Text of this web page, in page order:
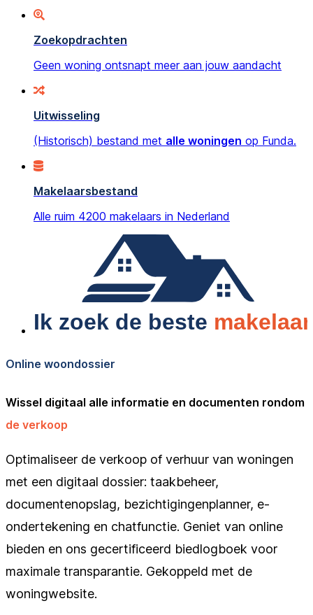
Zoekopdrachten
Geen woning ontsnapt meer aan jouw aandacht
Uitwisseling
(Historisch) bestand met alle woningen op Funda.
Makelaarsbestand
Alle ruim 4200 makelaars in Nederland
Online woondossier
Wissel digitaal alle informatie en documenten rondom
de verkoop
Optimaliseer de verkoop of verhuur van woningen
met een digitaal dossier: taakbeheer,
documentenopslag, bezichtigingenplanner, e-
ondertekening en chatfunctie. Geniet van online
bieden en ons gecertificeerd biedlogboek voor
maximale transparantie. Gekoppeld met de
woningwebsite.